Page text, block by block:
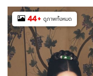
44+ ดูภาพทั้งหมด